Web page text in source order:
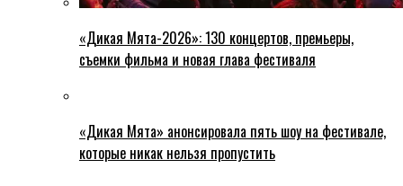
«Дикая Мята-2026»: 130 концертов, премьеры,
съемки фильма и новая глава фестиваля
«Дикая Мята» анонсировала пять шоу на фестивале,
которые никак нельзя пропустить